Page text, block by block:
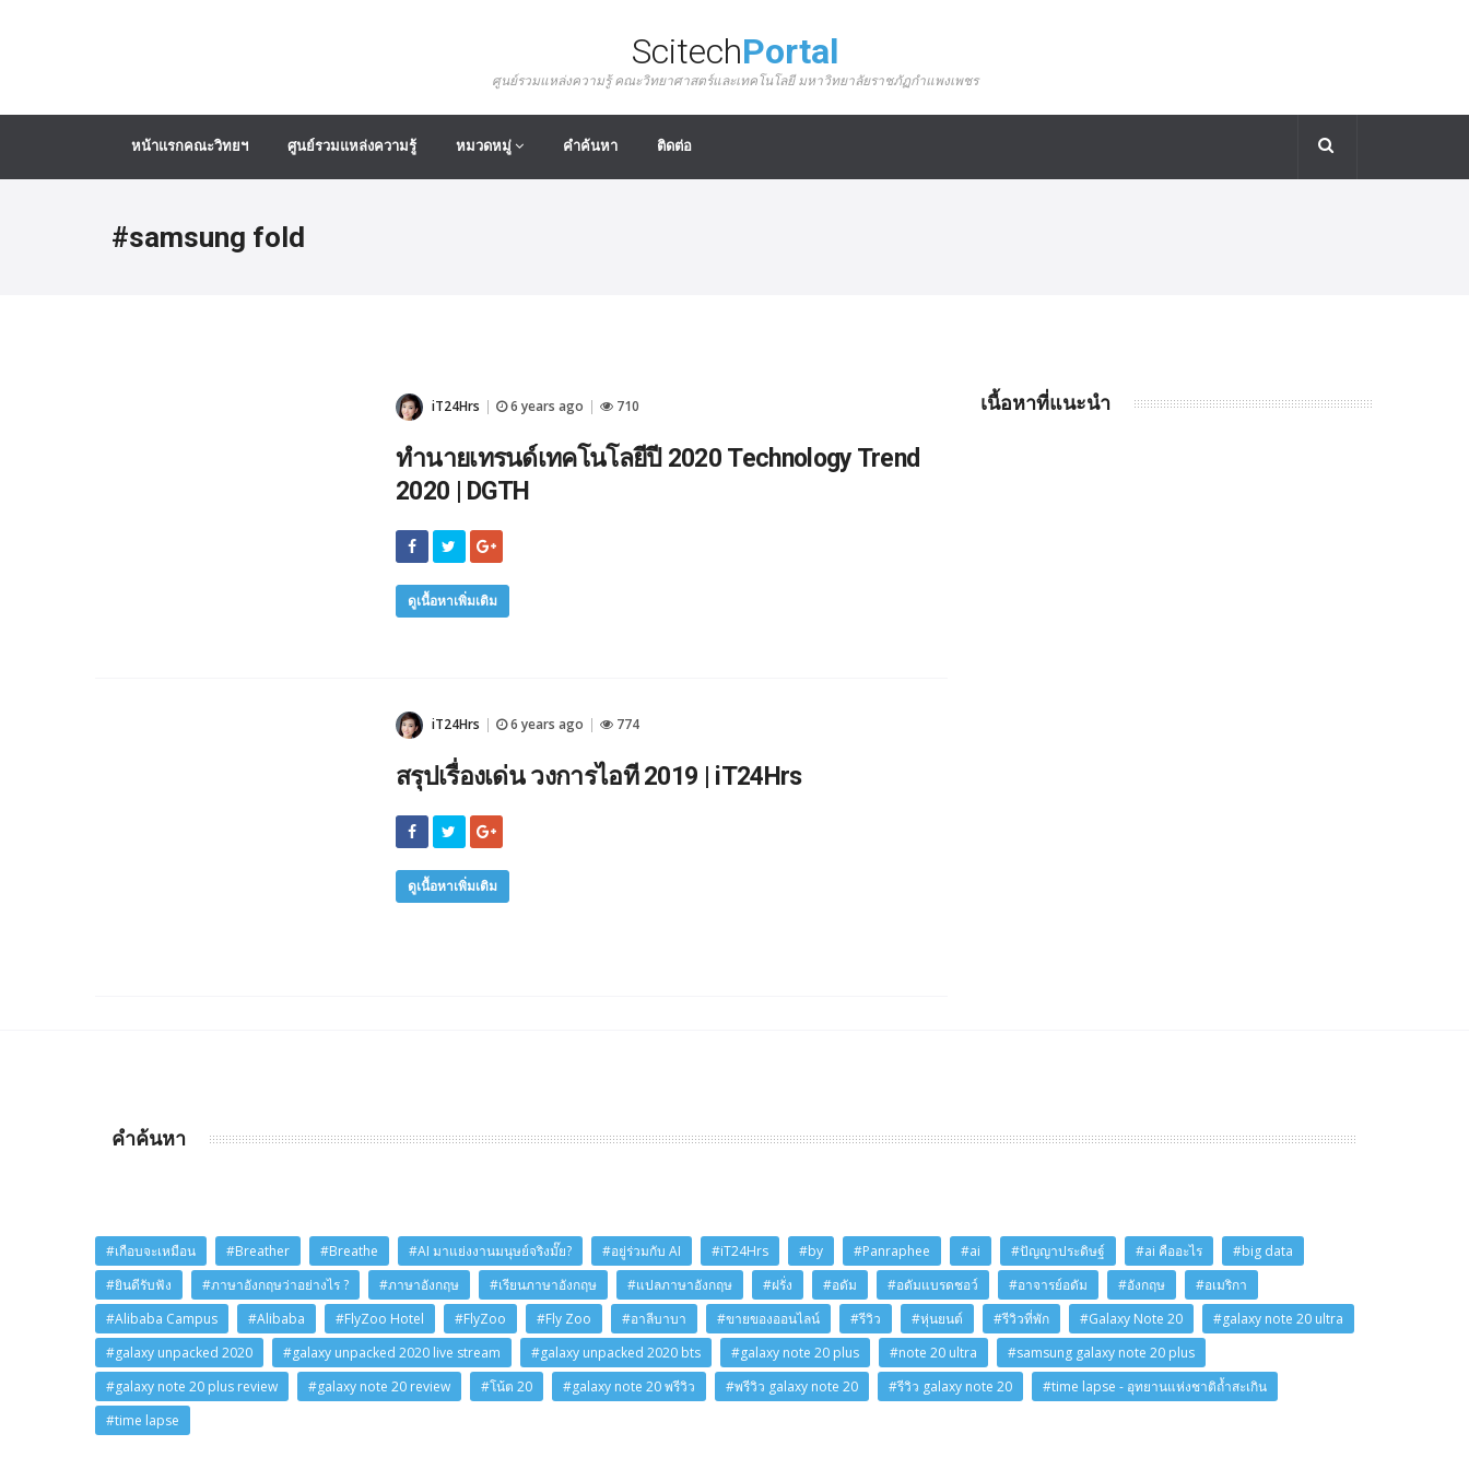
ScitechPortal
ศูนย์รวมแหล่งความรู้ คณะวิทยาศาสตร์และเทคโนโลยี มหาวิทยาลัยราชภัฏกำแพงเพชร
หน้าแรกคณะวิทยฯ ศูนย์รวมแหล่งความรู้ หมวดหมู่ คำค้นหา ติดต่อ
#samsung fold
iT24Hrs 6 years ago 710
ทำนายเทรนด์เทคโนโลยีปี 2020 Technology Trend
2020 | DGTH
ดูเนื้อหาเพิ่มเติม
iT24Hrs 6 years ago 774
สรุปเรื่องเด่น วงการไอที 2019 | iT24Hrs
ดูเนื้อหาเพิ่มเติม
เนื้อหาที่แนะนำ
คำค้นหา
#เกือบจะเหมือน #Breather #Breathe #AI มาแย่งงานมนุษย์จริงมั๊ย? #อยู่ร่วมกับ AI #iT24Hrs #by #Panraphee #ai #ปัญญาประดิษฐ์ #ai คืออะไร
#big data
#ยินดีรับฟัง
#ภาษาอังกฤษว่าอย่างไร ? #ภาษาอังกฤษ #เรียนภาษาอังกฤษ #แปลภาษาอังกฤษ #ฝรั่ง #อดัม #อดัมแบรดชอว์ #อาจารย์อดัม #อังกฤษ
#อเมริกา
#Alibaba Campus
#Alibaba #FlyZoo Hotel #FlyZoo #Fly Zoo #อาลีบาบา #ขายของออนไลน์ #รีวิว #หุ่นยนต์ #รีวิวที่พัก #Galaxy Note 20
#galaxy note 20 ultra
#galaxy unpacked 2020
#galaxy unpacked 2020 live stream #galaxy unpacked 2020 bts #galaxy note 20 plus #note 20 ultra
#samsung galaxy note 20 plus
#galaxy note 20 plus review
#galaxy note 20 review #โน้ต 20 #galaxy note 20 พรีวิว #พรีวิว galaxy note 20 #รีวิว galaxy note 20
#time lapse - อุทยานแห่งชาติถ้ำสะเกิน
#time lapse